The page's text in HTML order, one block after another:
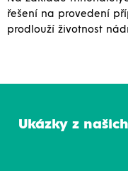
řešení na provedení
prodlouží životnost
Ukázky z